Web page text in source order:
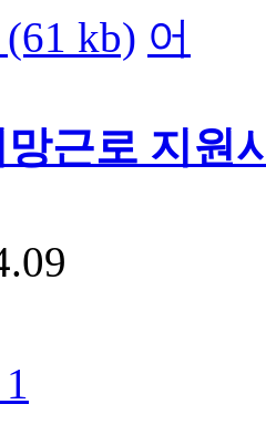
kb)
망근로 지원
1